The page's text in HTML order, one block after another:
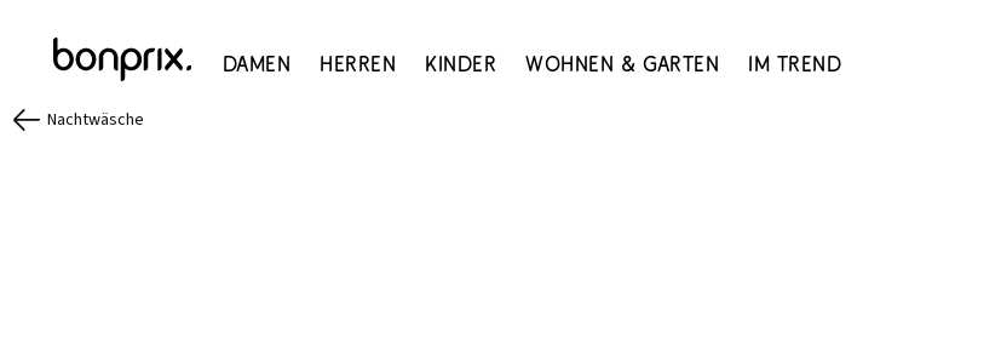
Damen Herren Kinder Wohnen & Garten Im Trend
Nachtwäsche